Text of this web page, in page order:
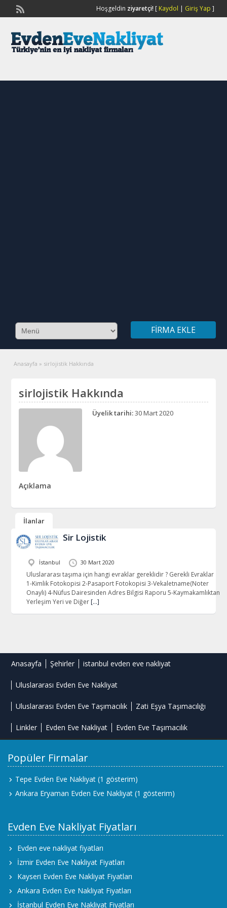
Hoşgeldin ziyaretçi![ Kaydol | Giriş Yap ]
FIRMA EKLE
Anasayfa » sirlojistik Hakkında
sirlojistik Hakkında
Üyelik tarihi:30 Mart 2020
Açıklama
İlanlar
Sir Lojistik
İstanbul 30 Mart 2020
Uluslararası taşıma için hangi evraklar gereklidir ? Gerekli Evraklar
1-Kimlik Fotokopisi 2-Pasaport Fotokopisi 3-Vekaletname(Noter
Onaylı) 4-Nüfus Dairesinden Adres Bilgisi Raporu 5-Kaymakamlıktan
Yerleşim Yeri ve Diğer […]
Anasayfa Şehirler istanbul evden eve nakliyat
Uluslararası Evden Eve Nakliyat
Uluslararası Evden Eve Taşımacılık Zati Eşya Taşımacılığı
Linkler Evden Eve Nakliyat Evden Eve Taşımacılık
Popüler Firmalar
Tepe Evden Eve Nakliyat (1 gösterim)
Ankara Eryaman Evden Eve Nakliyat (1 gösterim)
Evden Eve Nakliyat Fiyatları
Evden eve nakliyat fiyatları
İzmir Evden Eve Nakliyat Fiyatları
Kayseri Evden Eve Nakliyat Fiyatları
Ankara Evden Eve Nakliyat Fiyatları
İstanbul Evden Eve Nakliyat Fiyatları